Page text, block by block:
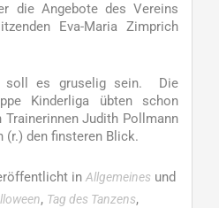
die Angebote des Vereins
Eva-Maria Zimprich
soll es gruselig sein. Die
Kinderliga übten schon
Judith Pollmann
(r.) den finsteren Blick.
in Allgemeines und
, Tag des Tanzens,